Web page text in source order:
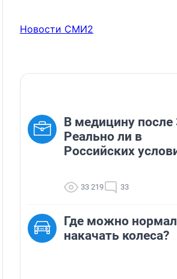
Новости СМИ2
В медицину после
Реально ли в
Российских
33 219 33
Где можно
накачать колеса?